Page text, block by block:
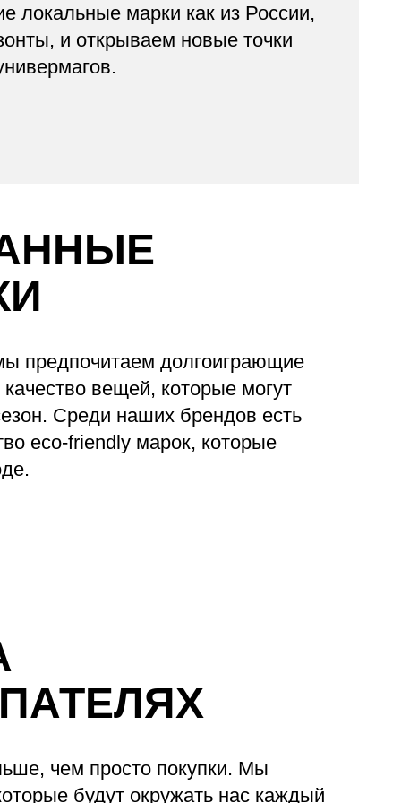
марки как из России,
и открываем новые точки
предпочитаем долгоиграющие
вещей, которые могут
Среди наших брендов есть
eco-friendly марок, которые
чем просто покупки. Мы
будут окружать нас каждый